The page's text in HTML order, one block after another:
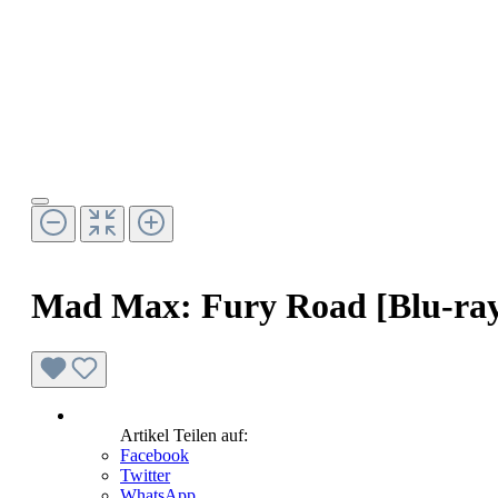
Mad Max: Fury Road [Blu-
Artikel Teilen auf:
Facebook
Twitter